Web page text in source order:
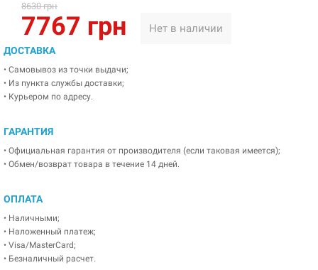
8630 грн
7767 грн Нет в наличии
ДОСТАВКА
• Самовывоз из точки выдачи;
• Из пункта службы доставки;
• Курьером по адресу.
ГАРАНТИЯ
• Официальная гарантия от производителя (если таковая имеется);
• Обмен/возврат товара в течение 14 дней.
ОПЛАТА
• Наличными;
• Наложенный платеж;
• Visa/MasterCard;
• Безналичный расчет.